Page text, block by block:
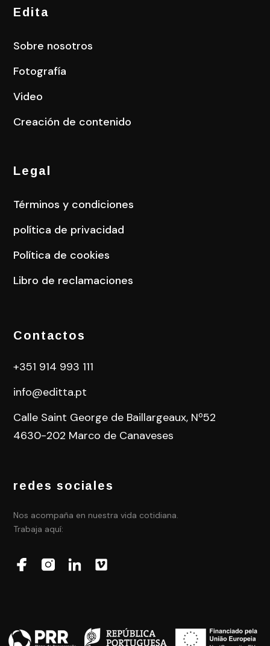
Edita
Sobre nosotros
Fotografía
Video
Creación de contenido
Legal
Términos y condiciones
política de privacidad
Política de cookies
Libro de reclamaciones
Contactos
+351 914 993 111
info@editta.pt
Calle Saint George de Baillargeaux, Nº52
4630-202 Marco de Canaveses
redes sociales
Nos acompaña en nuestra vida cotidiana.
Trabaja aquí: